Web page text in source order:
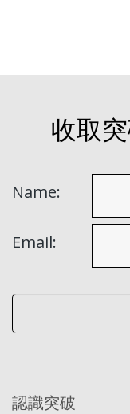
收取
Name:
Email:
認識突破